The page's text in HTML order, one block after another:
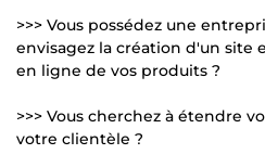
>>> Vous possédez une
envisagez la création d'un site
en ligne de vos produits ?
>>> Vous cherchez à étendre
votre clientèle ?